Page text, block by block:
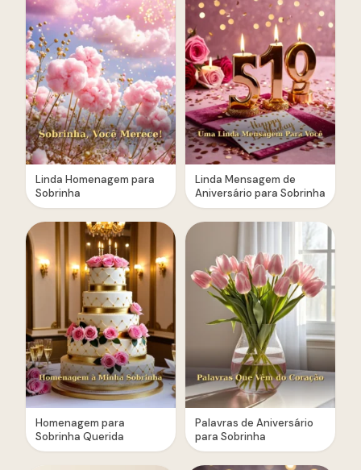
Linda Homenagem para
Sobrinha
Homenagem para
Sobrinha Querida
Linda Mensagem de
Aniversário para Sobrinha
Palavras de Aniversário
para Sobrinha